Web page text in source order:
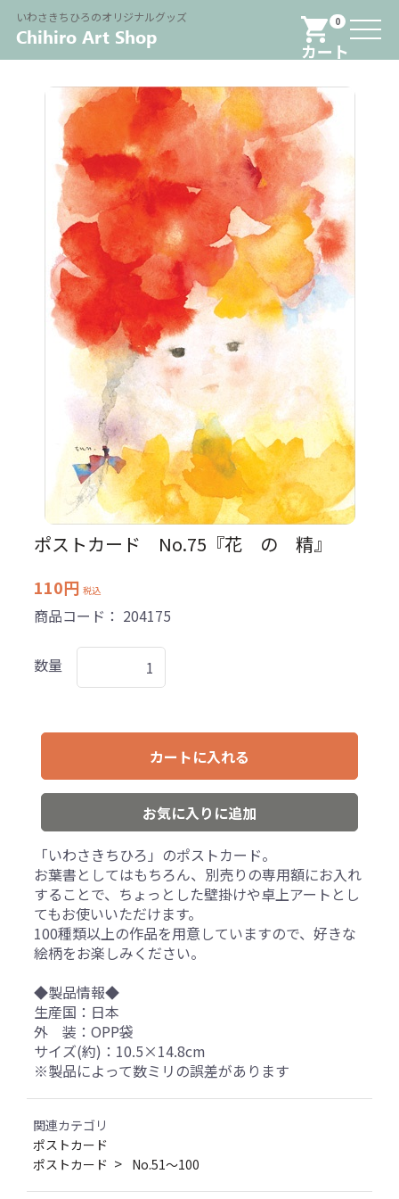
0
カート
いわさきちひろのオリジナルグッズ Menu
ポストカード No.75『花 の 精』
110円 税込
商品コード： 204175
数量
カートに入れる
お気に入りに追加
「いわさきちひろ」のポストカード。
お葉書としてはもちろん、別売りの専用額にお入れ
することで、ちょっとした壁掛けや卓上アートとし
てもお使いいただけます。
100種類以上の作品を用意していますので、好きな
絵柄をお楽しみください。
◆製品情報◆
生産国：日本
外 装：OPP袋
サイズ(約)：10.5×14.8cm
※製品によって数ミリの誤差があります
関連カテゴリ
ポストカード
ポストカード
No.51～100